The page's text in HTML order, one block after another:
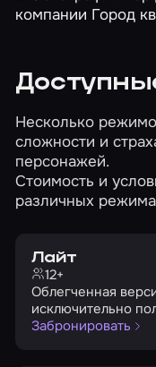
Несколько
сложности и
персонажей.
Стоимость и
различных
Лайт
12+
Облегченная
исключительно
Забронировать